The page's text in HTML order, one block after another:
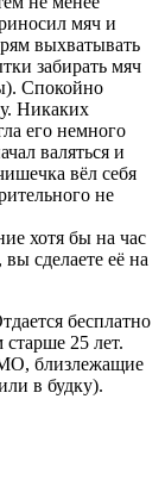
мяч и
выхватывать
забирать мяч
Спокойно
Никаких
его немного
валяться и
вёл себя
не
хотя бы на час
сделаете её на
бесплатно
25 лет.
близлежащие
в будку).